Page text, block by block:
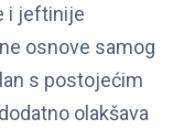
i jeftinije
osnove samog
s postojećim
olakšava